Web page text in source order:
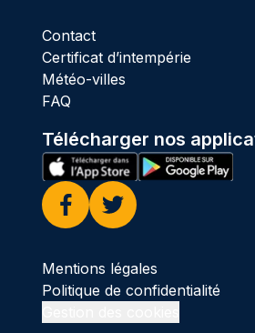
Contact
Certificat d’intempérie
Météo-villes
FAQ
Télécharger nos
Facebook
Twitter
Mentions légales
Politique de confidentialité